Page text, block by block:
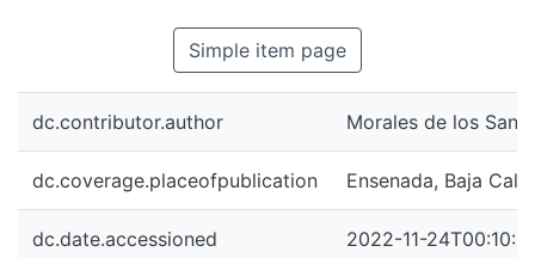
Simple item page
dc.contributor.author Morales de los
dc.coverage.placeofpublication Ensenada, Baja
dc.date.accessioned 2022-11-